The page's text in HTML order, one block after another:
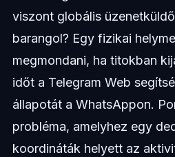
viszont globális
barangol? Egy fizikai
megmondani, ha titokban
időt a Telegram Web
állapotát a WhatsAppon.
probléma, amelyhez egy
koordináták helyett az